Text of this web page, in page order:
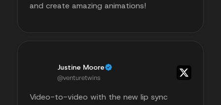
and create amazing animations!
Justine Moore
@venturetwins
Video-to-video with the new lip sync